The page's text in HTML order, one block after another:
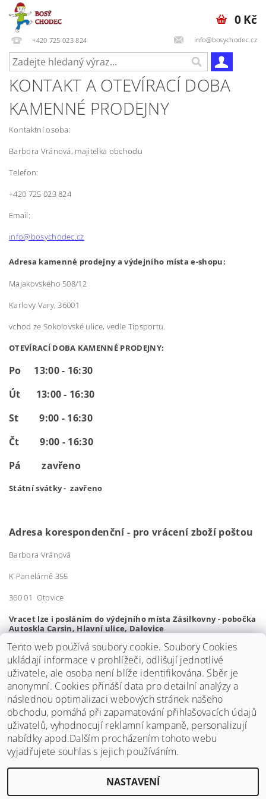
+420 725 023 824 info@bosychodec.cz
0 Kč
KONTAKT A OTEVÍRACÍ DOBA
KAMENNÉ PRODEJNY
Kontaktní osoba:
Barbora Vránová, majitelka obchodu
Telefon:
+420 725 023 824
Email:
info@bosychodec.cz
Adresa kamenné prodejny a výdejního místa e-shopu:
Majakovského 508/12
Karlovy Vary, 36001
vchod ze Sokolovské ulice, vedle Tipsportu.
OTEVÍRACÍ DOBA KAMENNÉ PRODEJNY:
Po 13:00 - 16:30
Út 13:00 - 16:30
St 9:00 - 16:30
Čt 9:00 - 16:30
Pá zavřeno
Státní svátky - zavřeno
Adresa korespondenční - pro vrácení zboží poštou
Barbora Vránová
K Panelárně 355
360 01 Otovice
Vracet lze i posláním do výdejního místa Zásilkovny - pobočka
Autoskla Carsin, Hlavní ulice, Dalovice
Adresa pro osobní vrácení zboží:
Majakovského 508/12
Karlovy Vary, 36001
2026 ©Bosý chodec, všechna práva vyhrazenaUpravit nastavení cookies
Tento web používá soubory cookie. Soubory Cookies
ukládají informace v prohlížeči, odlišují jednotlivé
uživatele, ale osoba není blíže identifikována. Sběr je
anonymní. Cookies přináší data pro detailní analýzy a
následnou optimalizaci webových stránek našeho
obchodu, pomáhá při zapamatování přihlašovacích údajů
uživatelů, vyhodnocují reklamní kampaně, personalizují
nabídky apod.Dalším procházením tohoto webu
vyjadřujete souhlas s jejich používáním.
NASTAVENÍ